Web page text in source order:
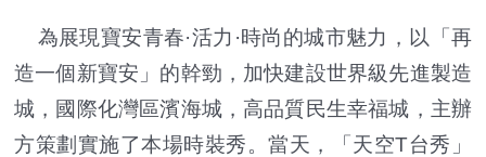
為展現寶安青春·活力·時尚的城市魅力，以「再
造一個新寶安」的幹勁，加快建設世界級先進製造
城，國際化灣區濱海城，高品質民生幸福城，主辦
方策劃實施了本場時裝秀。當天，「天空T台秀」